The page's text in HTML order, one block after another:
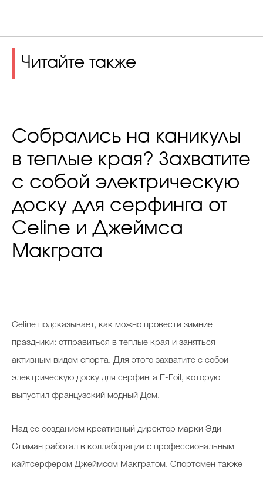
Читайте также
Собрались на каникулы
в теплые края? Захватите
с собой электрическую
доску для серфинга от
Celine и Джеймса
Макграта
Celine подсказывает, как можно провести зимние
праздники: отправиться в теплые края и заняться
активным видом спорта. Для этого захватите с собой
электрическую доску для серфинга E-Foil, которую
выпустил французский модный Дом.
Над ее созданием креативный директор марки Эди
Слиман работал в коллаборации с профессиональным
кайтсерфером Джеймсом Макгратом. Спортсмен также